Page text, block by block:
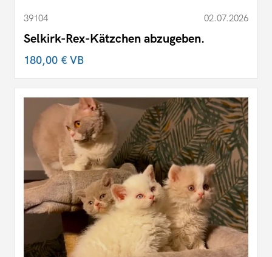
39104 02.07.2026
Selkirk-Rex-Kätzchen abzugeben.
180,00 €VB